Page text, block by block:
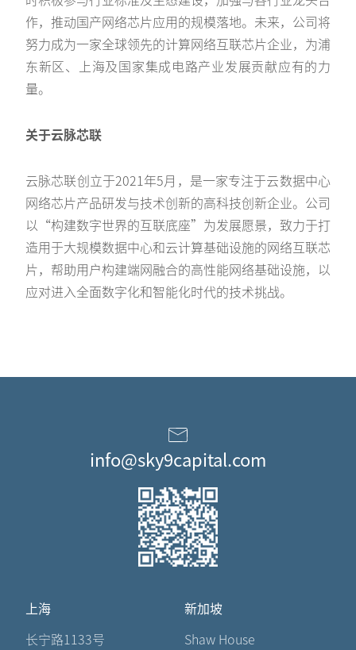
作，推动国产网络芯片应用的规模落地。未来，公司将
努力成为一家全球领先的计算网络互联芯片企业，为浦
东新区、上海及国家集成电路产业发展贡献应有的力
量。
关于云脉芯联
云脉芯联创立于2021年5月，是一家专注于云数据中心
网络芯片产品研发与技术创新的高科技创新企业。公司
以“构建数字世界的互联底座”为发展愿景，致力于打
造用于大规模数据中心和云计算基础设施的网络互联芯
片，帮助用户构建端网融合的高性能网络基础设施，以
应对进入全面数字化和智能化时代的技术挑战。
info@sky9capital.com
上海
长宁路1133号
新加坡
Shaw House